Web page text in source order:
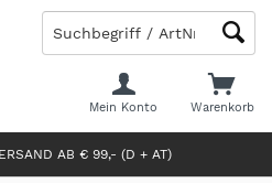
AB € 99,- (D + AT)
Warenkorb
Mein Konto